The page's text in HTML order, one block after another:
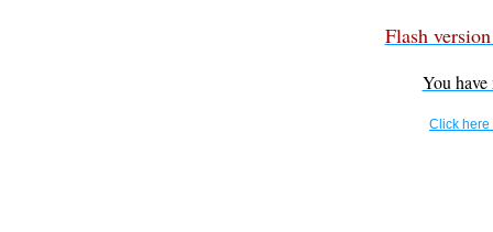
Flash
You
Click here